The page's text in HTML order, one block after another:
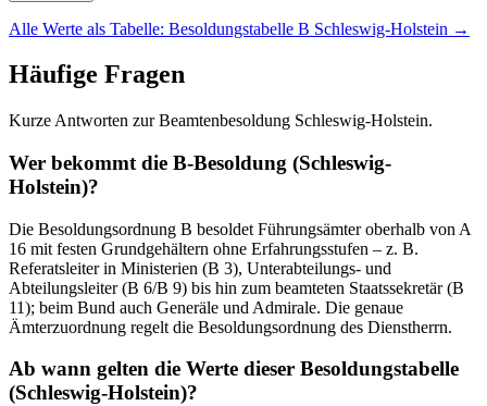
Alle Werte als Tabelle: Besoldungstabelle B Schleswig-Holstein →
Häufige Fragen
Kurze Antworten zur Beamtenbesoldung Schleswig-Holstein.
Wer bekommt die B-Besoldung (Schleswig-
Holstein)?
Die Besoldungsordnung B besoldet Führungsämter oberhalb von A
16 mit festen Grundgehältern ohne Erfahrungsstufen – z. B.
Referatsleiter in Ministerien (B 3), Unterabteilungs- und
Abteilungsleiter (B 6/B 9) bis hin zum beamteten Staatssekretär (B
11); beim Bund auch Generäle und Admirale. Die genaue
Ämterzuordnung regelt die Besoldungsordnung des Dienstherrn.
Ab wann gelten die Werte dieser Besoldungstabelle
(Schleswig-Holstein)?